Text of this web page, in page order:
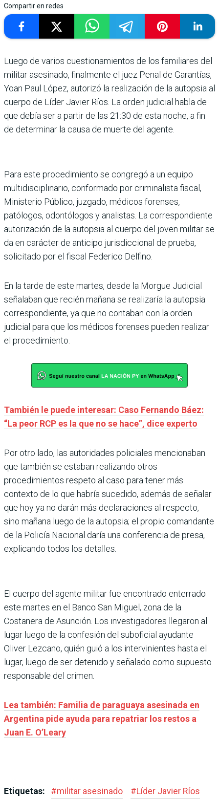
Compartir en redes
Luego de varios cuestionamientos de los familiares del
militar asesinado, finalmente el juez Penal de Garantías,
Yoan Paul López, autorizó la realización de la autopsia al
cuerpo de Líder Javier Ríos. La orden judicial habla de
que debía ser a partir de las 21:30 de esta noche, a fin
de determinar la causa de muerte del agente.
Para este procedimiento se congregó a un equipo
multidisciplinario, conformado por criminalista fiscal,
Ministerio Público, juzgado, médicos forenses,
patólogos, odontólogos y analistas. La correspondiente
autorización de la autopsia al cuerpo del joven militar se
da en carácter de anticipo jurisdiccional de prueba,
solicitado por el fiscal Federico Delfino.
En la tarde de este martes, desde la Morgue Judicial
señalaban que recién mañana se realizaría la autopsia
correspondiente, ya que no contaban con la orden
judicial para que los médicos forenses pueden realizar
el procedimiento.
También le puede interesar: Caso Fernando Báez:
“La peor RCP es la que no se hace”, dice experto
Por otro lado, las autoridades policiales mencionaban
que también se estaban realizando otros
procedimientos respeto al caso para tener más
contexto de lo que habría sucedido, además de señalar
que hoy ya no darán más declaraciones al respecto,
sino mañana luego de la autopsia; el propio comandante
de la Policía Nacional daría una conferencia de presa,
explicando todos los detalles.
El cuerpo del agente militar fue encontrado enterrado
este martes en el Banco San Miguel, zona de la
Costanera de Asunción. Los investigadores llegaron al
lugar luego de la confesión del suboficial ayudante
Oliver Lezcano, quién guió a los intervinientes hasta el
lugar, luego de ser detenido y señalado como supuesto
responsable del crimen.
Lea también: Familia de paraguaya asesinada en
Argentina pide ayuda para repatriar los restos a
Juan E. O’Leary
Etiquetas: #militar asesinado #Líder Javier Ríos